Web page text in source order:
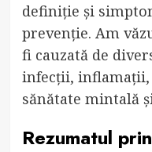
definiție și
prevenție. Am
fi cauzată de
infecții,
sănătate mintală
Rezumatul